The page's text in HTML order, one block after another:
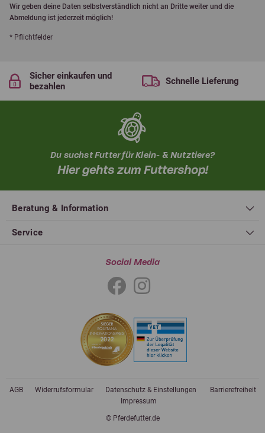
Wir geben deine Daten selbstverständlich nicht an Dritte weiter und die
Abmeldung ist jederzeit möglich!
* Pflichtfelder
Sicher einkaufen und
bezahlen
Schnelle Lieferung
Du suchst Futter für Klein- & Nutztiere?
Hier gehts zum Futtershop!
Beratung & Information
Service
Social Media
© Pferdefutter.de
AGB Widerrufsformular Datenschutz & Einstellungen
Barrierefreiheit
Impressum